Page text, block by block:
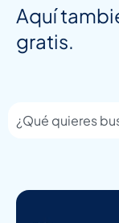
Aquí
gratis.